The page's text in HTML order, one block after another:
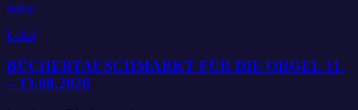
today
Lokal
BÜCHERTAUSCHMARKT FÜR DIE ORGEL 11.
– 13.08.2026